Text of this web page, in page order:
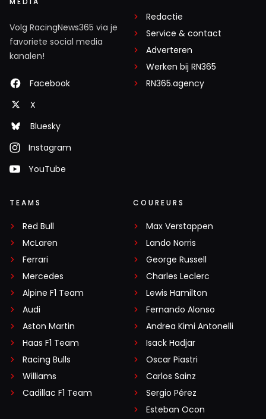
Volg RacingNews365 via je
favoriete social media
kanalen!
Facebook
X
Bluesky
Instagram
YouTube
Redactie
Service & contact
Adverteren
Werken bij RN365
RN365.agency
TEAMS
Red Bull
McLaren
Ferrari
Mercedes
Alpine F1 Team
Audi
Aston Martin
Haas F1 Team
Racing Bulls
Williams
Cadillac F1 Team
COUREURS
Max Verstappen
Lando Norris
George Russell
Charles Leclerc
Lewis Hamilton
Fernando Alonso
Andrea Kimi Antonelli
Isack Hadjar
Oscar Piastri
Carlos Sainz
Sergio Pérez
Esteban Ocon